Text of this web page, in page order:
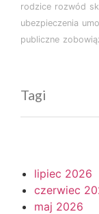
rodzice rozwód
ubezpieczenia
publiczne
Tagi
lipiec 2026
czerwiec
maj 2026